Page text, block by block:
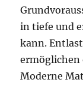
in tiefe und
kann.
ermöglichen
Moderne